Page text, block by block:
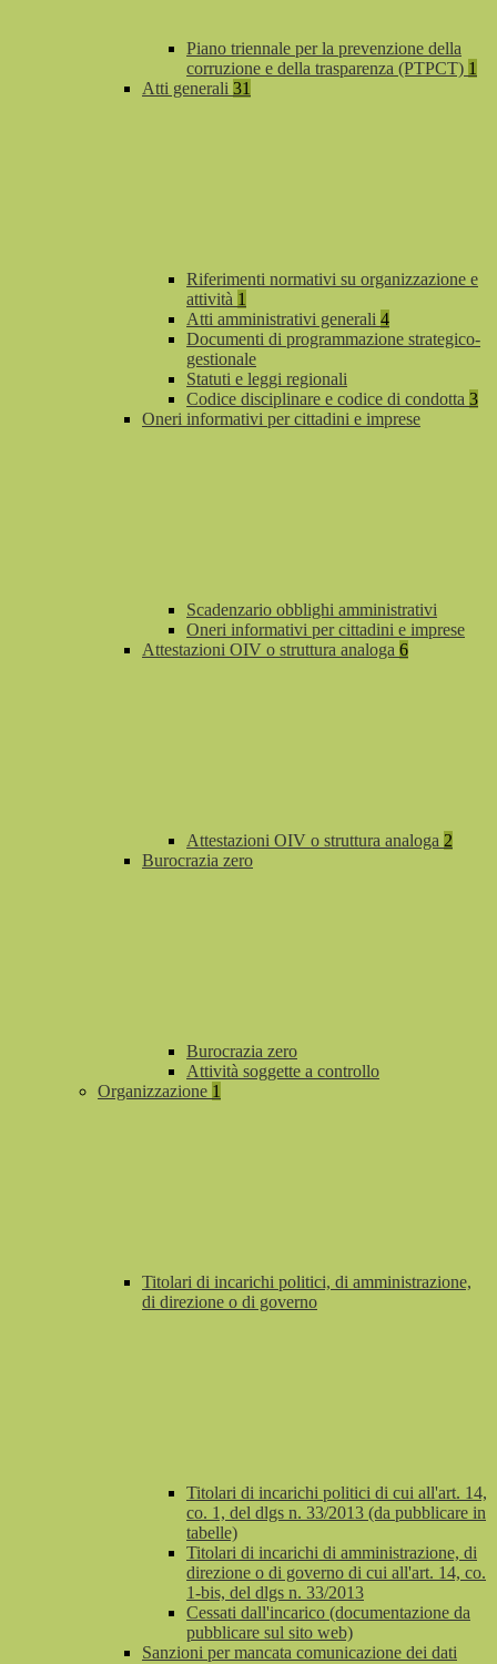
Piano triennale per la prevenzione della
corruzione e della trasparenza (PTPCT) 1
Atti generali 31
Riferimenti normativi su organizzazione e
attività 1
Atti amministrativi generali 4
Documenti di programmazione strategico-
gestionale
Statuti e leggi regionali
Codice disciplinare e codice di condotta 3
Oneri informativi per cittadini e imprese
Scadenzario obblighi amministrativi
Oneri informativi per cittadini e imprese
Attestazioni OIV o struttura analoga 6
Attestazioni OIV o struttura analoga 2
Burocrazia zero
Burocrazia zero
Attività soggette a controllo
Organizzazione 1
Titolari di incarichi politici, di amministrazione,
di direzione o di governo
Titolari di incarichi politici di cui all'art. 14,
co. 1, del dlgs n. 33/2013 (da pubblicare in
tabelle)
Titolari di incarichi di amministrazione, di
direzione o di governo di cui all'art. 14, co.
1-bis, del dlgs n. 33/2013
Cessati dall'incarico (documentazione da
pubblicare sul sito web)
Sanzioni per mancata comunicazione dei dati